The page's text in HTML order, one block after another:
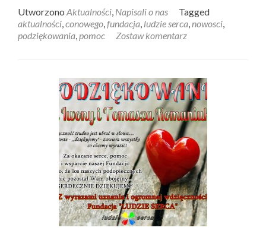
Utworzono Aktualności, Napisali o nas
Tagged
aktualności,conowego,fundacja, ludzie serca,nowosci,
podziękowania,pomoc Zostaw komentarz